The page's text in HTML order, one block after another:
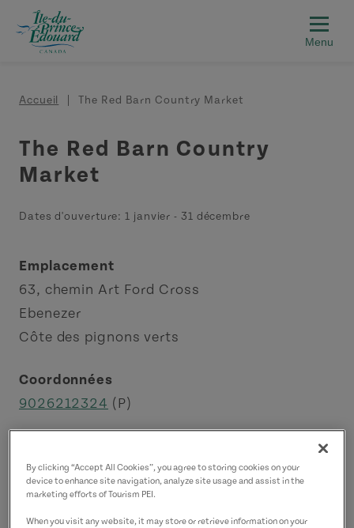
Aller au contenu principal
Fil d'Ariane
Accueil The Red Barn Country Market
The Red Barn Country
Market
Dates d'ouverture:1 janvier - 31 décembre
Emplacement
63, chemin Art Ford Cross
Ebenezer
Côte des pignons verts
Coordonnées
9026212324 (P)
By clicking “Accept All Cookies”, you agree to storing cookies on your
device to enhance site navigation, analyze site usage and assist in the
marketing efforts of Tourism PEI.
When you visit any website, it may store or retrieve information on your